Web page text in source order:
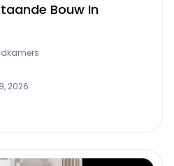
Bouw In
2026